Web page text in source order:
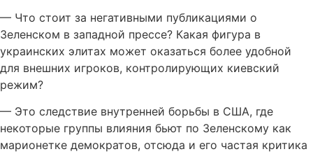
— Что стоит за негативными публикациями о
Зеленском в западной прессе? Какая фигура в
украинских элитах может оказаться более удобной
для внешних игроков, контролирующих киевский
режим?
— Это следствие внутренней борьбы в США, где
некоторые группы влияния бьют по Зеленскому как
марионетке демократов, отсюда и его частая критика